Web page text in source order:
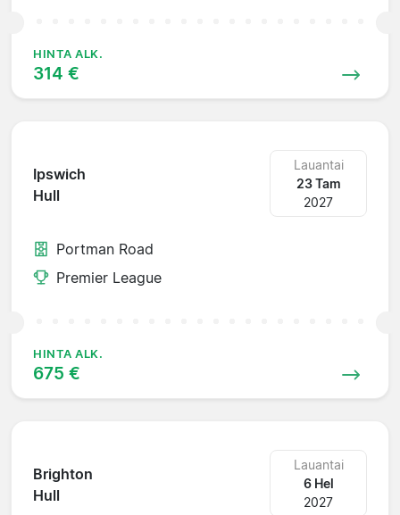
HINTA ALK.
314 €
Ipswich
Hull
Lauantai
23 Tam
2027
Portman Road
Premier League
HINTA ALK.
675 €
Brighton
Hull
Lauantai
6 Hel
2027